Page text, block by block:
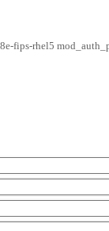
fips-rhel5